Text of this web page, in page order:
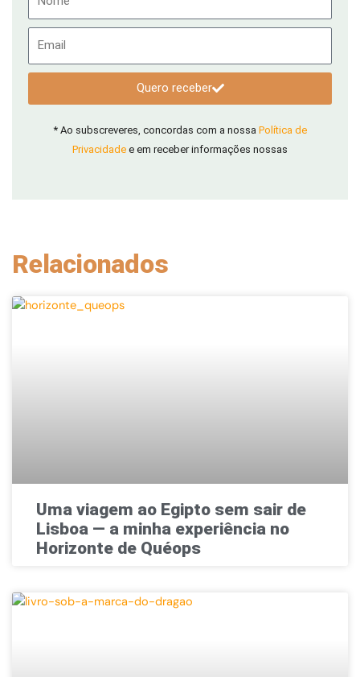
Quero receber
* Ao subscreveres, concordas com a nossa Política de
Privacidade e em receber informações nossas
Relacionados
Uma viagem ao Egipto sem sair de
Lisboa — a minha experiência no
Horizonte de Quéops